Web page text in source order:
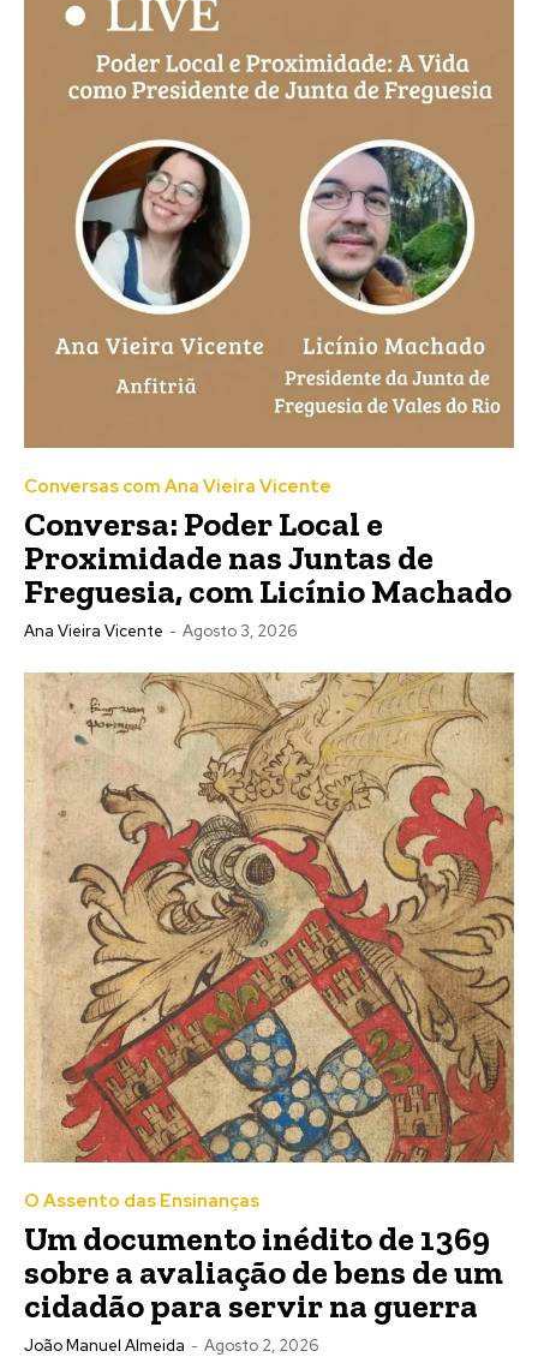
Conversas com Ana Vieira Vicente
Conversa: Poder Local e
Proximidade nas Juntas de
Freguesia, com Licínio Machado
Ana Vieira Vicente - Agosto 3, 2026
O Assento das Ensinanças
Um documento inédito de 1369
sobre a avaliação de bens de um
cidadão para servir na guerra
João Manuel Almeida - Agosto 2, 2026